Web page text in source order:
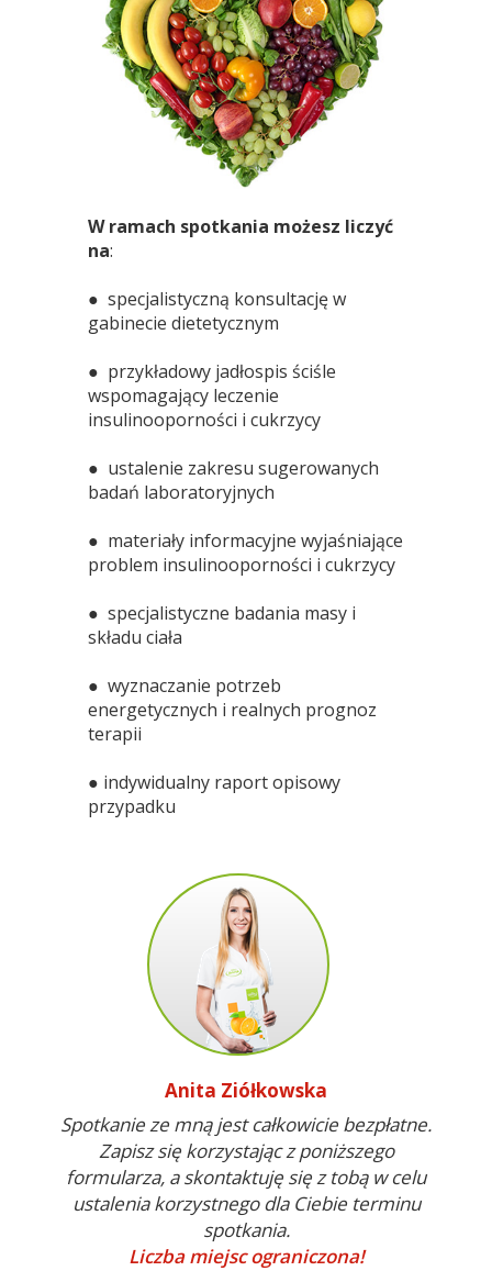
W ramach spotkania możesz liczyć
na:
● specjalistyczną konsultację w
gabinecie dietetycznym
● przykładowy jadłospis ściśle
wspomagający leczenie
insulinooporności i cukrzycy
● ustalenie zakresu sugerowanych
badań laboratoryjnych
● materiały informacyjne wyjaśniające
problem insulinooporności i cukrzycy
● specjalistyczne badania masy i
składu ciała
● wyznaczanie potrzeb
energetycznych i realnych prognoz
terapii
● indywidualny raport opisowy
przypadku
Anita Ziółkowska
Spotkanie ze mną jest całkowicie bezpłatne.
Zapisz się korzystając z poniższego
formularza, a skontaktuję się z tobą w celu
ustalenia korzystnego dla Ciebie terminu
spotkania.
Liczba miejsc ograniczona!